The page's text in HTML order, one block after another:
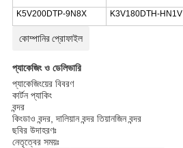
K5V200DTP-9N8X
K3V180DTH-HN1V
কোম্পানির প্রোফাইল
প্যাকেজিং ও ডেলিভারি
প্যাকেজিংয়ের বিবরণ
কার্টন প্যাকিং
বন্দর
কিংডাও বন্দর, দালিয়ান বন্দর তিয়ানজিন বন্দর
ছবির উদাহরণঃ
নেতৃত্বের সময়ঃ